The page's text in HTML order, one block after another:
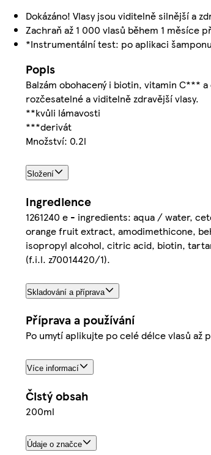
Dokázáno! Vlasy jsou viditelně silnější a
Zachraň až 1 000 vlasů během 1 měsíce
*Instrumentální test: po aplikaci
Popis
Balzám obohacený i biotin, vitamin C***
rozčesatelné a viditelně zdravější vlasy.
**kvůli lámavosti
***derivát
Množství: 0.2l
Složení
Ingredience
1261240 e - ingredients: aqua / water,
orange fruit extract, amodimethicone,
isopropyl alcohol, citric acid, biotin,
(f.i.l. z70014420/1).
Skladování a příprava
Příprava a používání
Po umytí aplikujte po celé délce vlasů až
Více informací
Čistý obsah
200ml
Údaje o značce